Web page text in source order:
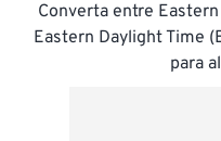
Converta entre
Eastern Daylight Time
para